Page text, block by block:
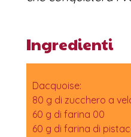
Ingredienti
Dacquoise:
80 g di zucchero a
60 g di farina 00
60 g di farina di